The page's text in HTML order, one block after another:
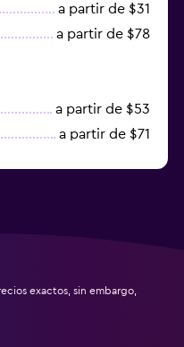
a partir de $31
a partir de $78
a partir de $53
a partir de $71
exactos, sin embargo,